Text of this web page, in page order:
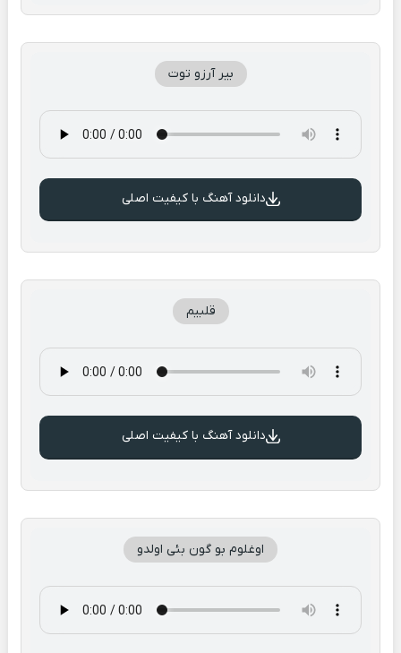
بیر آرزو توت
دانلود آهنگ با کیفیت اصلی
قلبیم
دانلود آهنگ با کیفیت اصلی
اوغلوم بو گون بئی اولدو